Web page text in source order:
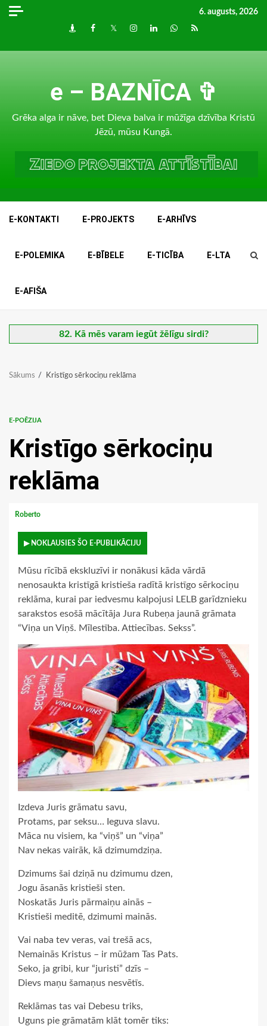
Skip
6. augusts, 2026
DraugiemFacebook
TwitterInstagram
LinkedInwhatsapp
RSS
e – BAZNĪCA ✞
Grēka alga ir nāve, bet Dieva balva ir mūžīga dzīvība Kristū
Jēzū, mūsu Kungā.
E-KONTAKTI E-PROJEKTS E-ARHĪVS
E-POLEMIKA E-BĪBELE E-TICĪBA E-LTA
E-AFIŠA
82. Kā mēs varam iegūt žēlīgu sirdi?
Sākums Kristīgo sērkociņu reklāma
E-POĒZIJA
Kristīgo sērkociņu
reklāma
Roberto
▶ NOKLAUSIES ŠO E-PUBLIKĀCIJU
Mūsu rīcībā ekskluzīvi ir nonākusi kāda vārdā
nenosaukta kristīgā kristieša radītā kristīgo sērkociņu
reklāma, kurai par iedvesmu kalpojusi LELB garīdznieku
sarakstos esošā mācītāja Jura Rubeņa jaunā grāmata
“Viņa un Viņš. Mīlestība. Attiecības. Sekss”.
Izdeva Juris grāmatu savu,
Protams, par seksu… Ieguva slavu.
Māca nu visiem, ka “viņš” un “viņa”
Nav nekas vairāk, kā dzimumdziņa.
Dzimums šai dziņā nu dzimumu dzen,
Jogu āsanās kristieši sten.
Noskatās Juris pārmaiņu ainās –
Kristieši meditē, dzimumi mainās.
Vai naba tev veras, vai trešā acs,
Nemainās Kristus – ir mūžam Tas Pats.
Seko, ja gribi, kur “juristi” dzīs –
Dievs maņu šamaņus nesvētīs.
Reklāmas tas vai Debesu triks,
Uguns pie grāmatām klāt tomēr tiks: